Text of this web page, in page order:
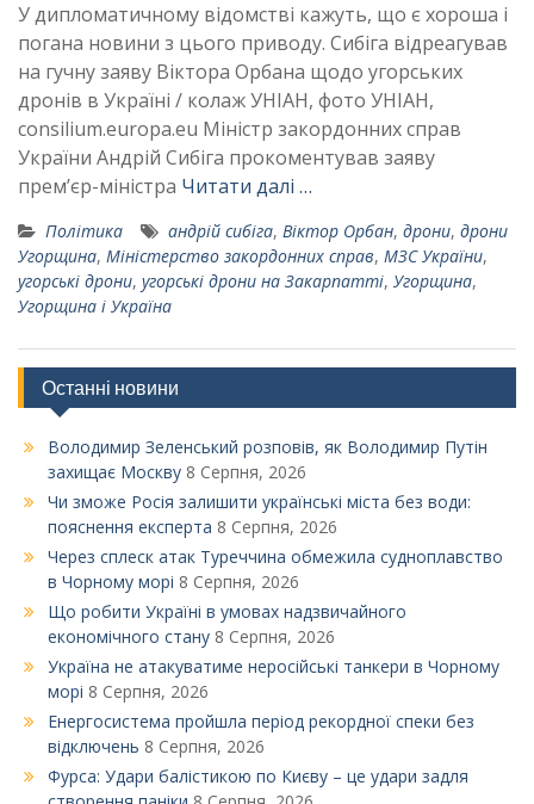
У дипломатичному відомстві кажуть, що є хороша і
погана новини з цього приводу. Сибіга відреагував
на гучну заяву Віктора Орбана щодо угорських
дронів в Україні / колаж УНІАН, фото УНІАН,
consilium.europa.eu Міністр закордонних справ
України Андрій Сибіга прокоментував заяву
прем’єр-міністра Читати далі …
Політика андрій сибіга, Віктор Орбан, дрони, дрони
Угорщина, Міністерство закордонних справ, МЗС України,
угорські дрони, угорські дрони на Закарпатті, Угорщина,
Угорщина і Україна
Останні новини
Володимир Зеленський розповів, як Володимир Путін
захищає Москву 8 Серпня, 2026
Чи зможе Росія залишити українські міста без води:
пояснення експерта 8 Серпня, 2026
Через сплеск атак Туреччина обмежила судноплавство
в Чорному морі 8 Серпня, 2026
Що робити Україні в умовах надзвичайного
економічного стану 8 Серпня, 2026
Україна не атакуватиме неросійські танкери в Чорному
морі 8 Серпня, 2026
Енергосистема пройшла період рекордної спеки без
відключень 8 Серпня, 2026
Фурса: Удари балістикою по Києву – це удари задля